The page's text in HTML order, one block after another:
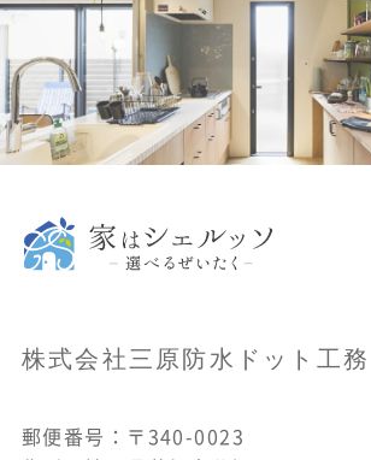
株式会社三原防水ドット工務
郵便番号：〒340-0023